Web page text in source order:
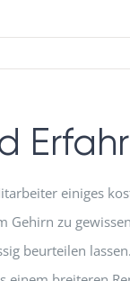
einiges
Gehirn zu
beurteilen